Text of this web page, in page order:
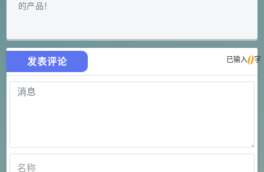
的产品！
发表评论 已输入0字